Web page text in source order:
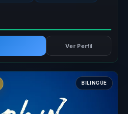
Ver Perfil
BILINGÜE